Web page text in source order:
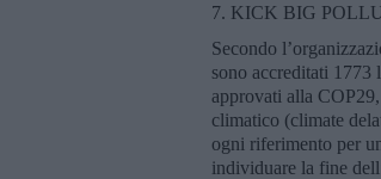
7. KICK BIG
Secondo
sono accreditati 1773
approvati alla
climatico (climate
ogni riferimento per
individuare la fine